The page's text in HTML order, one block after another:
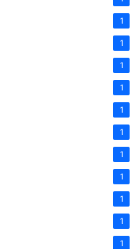
1
1
1
1
1
1
1
1
1
1
1